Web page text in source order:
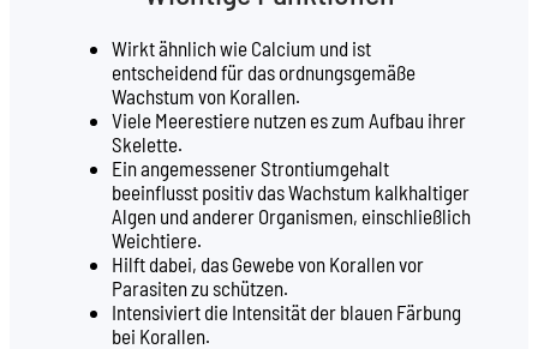
Wirkt ähnlich wie Calcium und ist
entscheidend für das ordnungsgemäße
Wachstum von Korallen.
Viele Meerestiere nutzen es zum Aufbau ihrer
Skelette.
Ein angemessener Strontiumgehalt
beeinflusst positiv das Wachstum kalkhaltiger
Algen und anderer Organismen, einschließlich
Weichtiere.
Hilft dabei, das Gewebe von Korallen vor
Parasiten zu schützen.
Intensiviert die Intensität der blauen Färbung
bei Korallen.